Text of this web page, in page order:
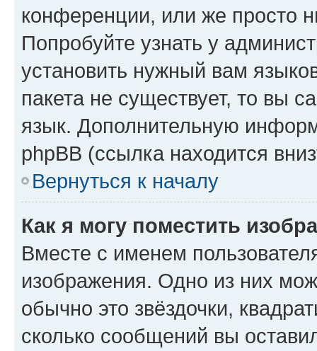
конференции, или же просто
Попробуйте узнать у
установить нужный вам
пакета не существует, то вы
язык. Дополнительную
phpBB (ссылка находится
Вернуться к началу
Как я могу поместить
Вместе с именем
изображения. Одно из них
обычно это звёздочки,
сколько сообщений вы